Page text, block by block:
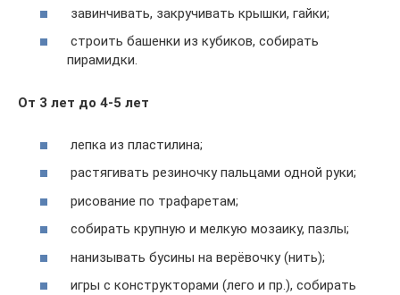
завинчивать, закручивать крышки, гайки;
строить башенки из кубиков, собирать
пирамидки.
От 3 лет до 4-5 лет
лепка из пластилина;
растягивать резиночку пальцами одной руки;
рисование по трафаретам;
собирать крупную и мелкую мозаику, пазлы;
нанизывать бусины на верёвочку (нить);
игры с конструкторами (лего и пр.), собирать